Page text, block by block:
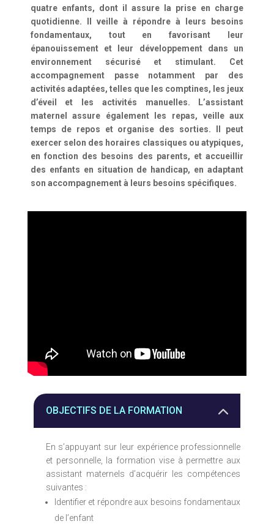
quatre enfants, dont il assure la prise en charge
quotidienne. Il veille à répondre à leurs besoins
fondamentaux, tout en favorisant leur
épanouissement et leur développement dans un
environnement sécurisé et stimulant. Cet
accompagnement passe notamment par des
activités adaptées, telles que les comptines, les jeux
d’éveil et les activités manuelles. L’assistant
maternel assure également les repas, veille aux
temps de repos et organise des sorties. Il peut
exercer selon des horaires classiques ou atypiques,
en fonction des besoins des parents, et accueillir
des enfants en situation de handicap, en adaptant
son accompagnement à leurs besoins spécifiques.
OBJECTIFS DE LA FORMATION
En s’appuyant sur leur expérience professionnelle
et personnelle, la formation vise à permettre aux
assistant maternels d’acquérir les compétences
suivantes :
Identifier et répondre aux besoins fondamentaux
de l’enfant